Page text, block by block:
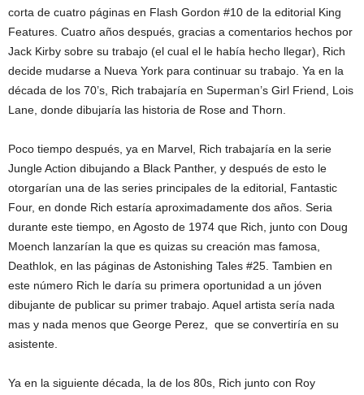
corta de cuatro páginas en Flash Gordon #10 de la editorial King
Features. Cuatro años después, gracias a comentarios hechos por
Jack Kirby sobre su trabajo (el cual el le había hecho llegar), Rich
decide mudarse a Nueva York para continuar su trabajo. Ya en la
década de los 70’s, Rich trabajaría en Superman’s Girl Friend, Lois
Lane, donde dibujaría las historia de Rose and Thorn.
Poco tiempo después, ya en Marvel, Rich trabajaría en la serie
Jungle Action dibujando a Black Panther, y después de esto le
otorgarían una de las series principales de la editorial, Fantastic
Four, en donde Rich estaría aproximadamente dos años. Seria
durante este tiempo, en Agosto de 1974 que Rich, junto con Doug
Moench lanzarían la que es quizas su creación mas famosa,
Deathlok, en las páginas de Astonishing Tales #25. Tambien en
este número Rich le daría su primera oportunidad a un jóven
dibujante de publicar su primer trabajo. Aquel artista sería nada
mas y nada menos que George Perez, que se convertiría en su
asistente.
Ya en la siguiente década, la de los 80s, Rich junto con Roy